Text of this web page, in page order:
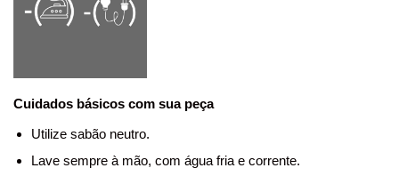
Cuidados básicos com sua peça
Utilize sabão neutro.
Lave sempre à mão, com água fria e corrente.